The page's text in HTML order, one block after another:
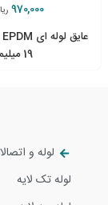
970,000
19 میلیمتر
لوله و
لوله تک لایه